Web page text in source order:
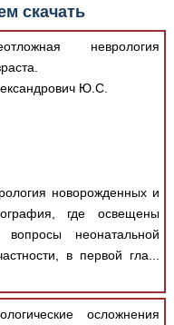
скачать
неврология
Ю.С.
новорожденных и
где освещены
неонатальной
в первой гла...
осложнения